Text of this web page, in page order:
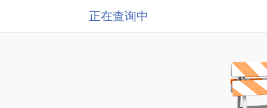
正在查询中